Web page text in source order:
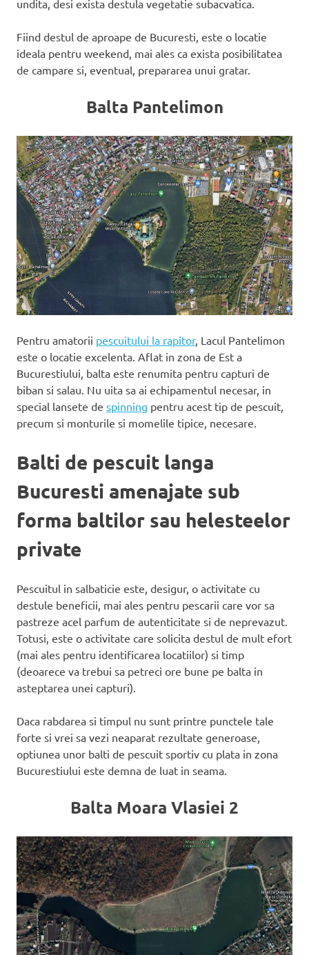
undita, desi exista destula vegetatie subacvatica.
Fiind destul de aproape de Bucuresti, este o locatie
ideala pentru weekend, mai ales ca exista posibilitatea
de campare si, eventual, prepararea unui gratar.
Balta Pantelimon
Pentru amatorii pescuitului la rapitor, Lacul Pantelimon
este o locatie excelenta. Aflat in zona de Est a
Bucurestiului, balta este renumita pentru capturi de
biban si salau. Nu uita sa ai echipamentul necesar, in
special lansete de spinning pentru acest tip de pescuit,
precum si monturile si momelile tipice, necesare.
Balti de pescuit langa
Bucuresti amenajate sub
forma baltilor sau helesteelor
private
Pescuitul in salbaticie este, desigur, o activitate cu
destule beneficii, mai ales pentru pescarii care vor sa
pastreze acel parfum de autenticitate si de neprevazut.
Totusi, este o activitate care solicita destul de mult efort
(mai ales pentru identificarea locatiilor) si timp
(deoarece va trebui sa petreci ore bune pe balta in
asteptarea unei capturi).
Daca rabdarea si timpul nu sunt printre punctele tale
forte si vrei sa vezi neaparat rezultate generoase,
optiunea unor balti de pescuit sportiv cu plata in zona
Bucurestiului este demna de luat in seama.
Balta Moara Vlasiei 2